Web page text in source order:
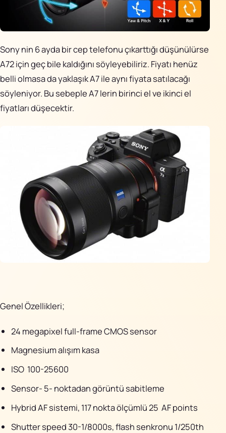
Sony nin 6 ayda bir cep telefonu çıkarttığı düşünülürse
A72 için geç bile kaldığını söyleyebiliriz. Fiyatı henüz
belli olmasa da yaklaşık A7 ile aynı fiyata satılacağı
söyleniyor. Bu sebeple A7 lerin birinci el ve ikinci el
fiyatları düşecektir.
Genel Özellikleri;
24 megapixel full-frame CMOS sensor
Magnesium alışım kasa
ISO 100-25600
Sensor- 5- noktadan görüntü sabitleme
Hybrid AF sistemi, 117 nokta ölçümlü 25 AF points
Shutter speed 30-1/8000s, flash senkronu 1/250th